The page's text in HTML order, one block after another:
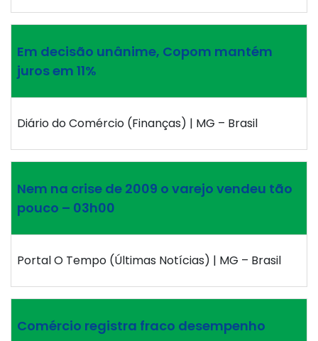
Em decisão unânime, Copom mantém
juros em 11%
Diário do Comércio (Finanças) | MG – Brasil
Nem na crise de 2009 o varejo vendeu tão
pouco – 03h00
Portal O Tempo (Últimas Notícias) | MG – Brasil
Comércio registra fraco desempenho